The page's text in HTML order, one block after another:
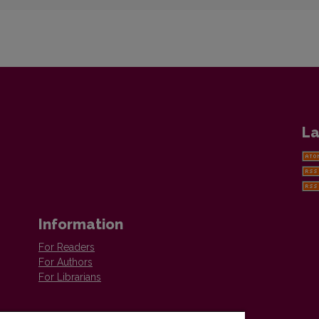
Information
For Readers
For Authors
For Librarians